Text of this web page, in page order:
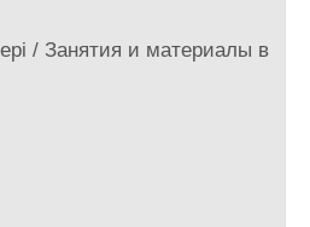
/ Занятия и материалы в